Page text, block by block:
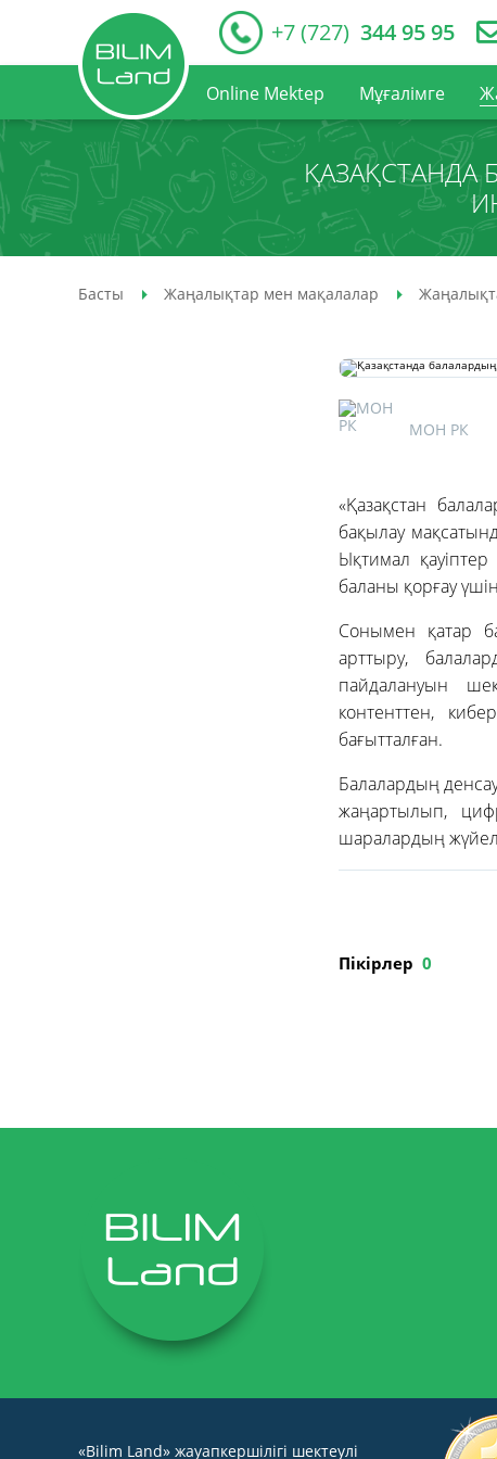
+7 (727) 344 95 95
Online Mektep Мұғалімге
ҚАЗАҚСТАНДА
Басты Жаңалықтар мен мақалалар
МОН РК
«Қазақстан
бақылау
Ықтимал
баланы қорғау
Сонымен қатар
арттыру,
пайдалануын
контенттен,
бағытталған.
Балалардың
жаңартылып,
шаралардың
Пікірлер 0
«Bilim Land» жауапкершілігі шектеулі